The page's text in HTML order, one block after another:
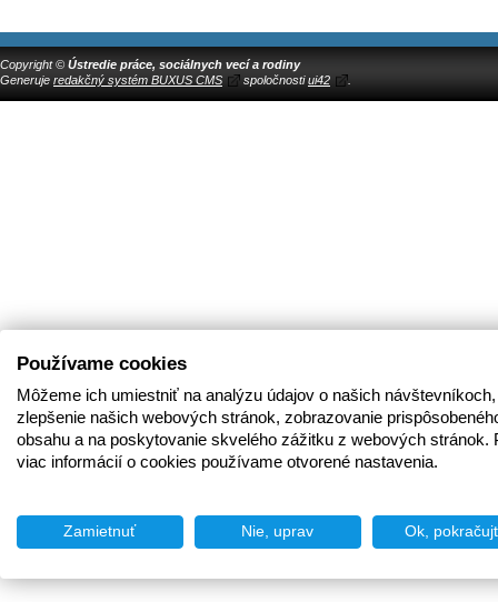
Copyright © Ústredie práce, sociálnych vecí a rodiny
Generuje redakčný systém BUXUS CMS spoločnostiui42
Používame cookies
Môžeme ich umiestniť na analýzu údajov o našich
zlepšenie našich webových stránok, zobrazovanie
obsahu a na poskytovanie skvelého zážitku z webových stránok.
viac informácií o cookies používame otvorené nastavenia.
Zamietnuť Nie, uprav Ok,